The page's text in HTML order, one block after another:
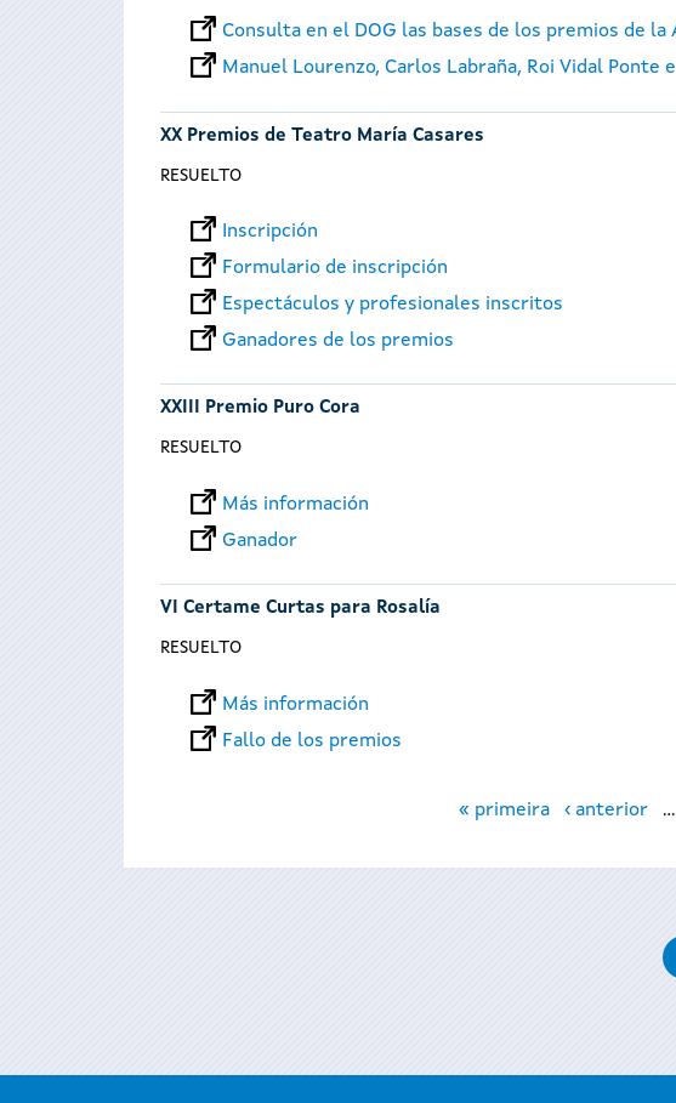
Consulta en el DOG las bases de los premios de la
Manuel Lourenzo, Carlos Labraña, Roi Vidal
XX Premios de Teatro María Casares
RESUELTO
Inscripción
Formulario de inscripción
Espectáculos y profesionales inscritos
Ganadores de los premios
XXIII Premio Puro Cora
RESUELTO
Más información
Ganador
VI Certame Curtas para Rosalía
RESUELTO
Más información
Fallo de los premios
« primeira ‹ anterior …